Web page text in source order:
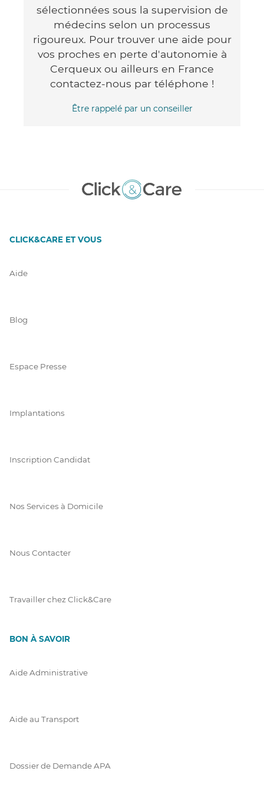
sélectionnées sous la supervision de
médecins selon un processus
rigoureux. Pour trouver une aide pour
vos proches en perte d'autonomie à
Cerqueux ou ailleurs en France
contactez-nous par téléphone !
Être rappelé par un conseiller
CLICK&CARE ET VOUS
Aide
Blog
Espace Presse
Implantations
Inscription Candidat
Nos Services à Domicile
Nous Contacter
Travailler chez Click&Care
BON À SAVOIR
Aide Administrative
Aide au Transport
Dossier de Demande APA